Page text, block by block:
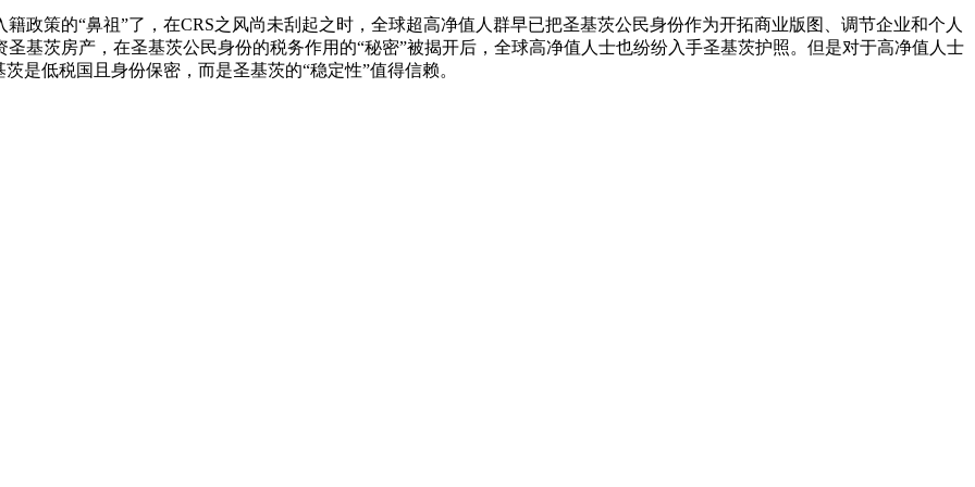
政策的“鼻祖”了，在CRS之风尚未刮起之时，全球超高净值人群早已把圣基茨公民身份作为开拓商业版图、调节企业和个人
基茨房产，在圣基茨公民身份的税务作用的“秘密”被揭开后，全球高净值人士也纷纷入手圣基茨护照。但是对于高净值人士
是低税国且身份保密，而是圣基茨的“稳定性”值得信赖。